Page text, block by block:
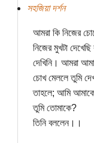
সহজিয়া দর্শন
আমরা কি নিজের
নিজের মুখটা
দেখিনি। আমরা
চোখ মেললে তুমি
তাহলে; আমি
তুমি তোমাকে?
তিনি বললেন।।